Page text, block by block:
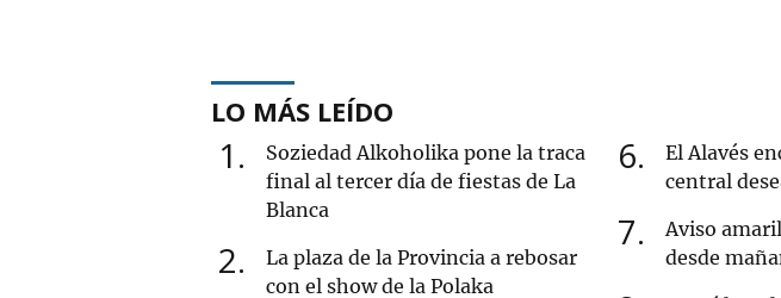
LO MÁS LEÍDO
1
Soziedad Alkoholika pone la traca
final al tercer día de fiestas de La
Blanca
2
La plaza de la Provincia a rebosar
con el show de la Polaka
6
El Alavés
central
7
Aviso
desde